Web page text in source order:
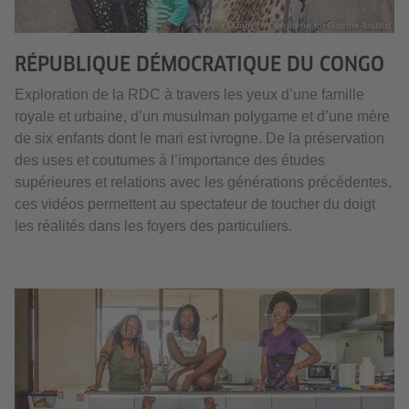
© Myra Dunoyer Vahighene for Goethe-Institut
RÉPUBLIQUE DÉMOCRATIQUE DU CONGO
Exploration de la RDC à travers les yeux d’une famille
royale et urbaine, d’un musulman polygame et d’une mère
de six enfants dont le mari est ivrogne. De la préservation
des uses et coutumes à l’importance des études
supérieures et relations avec les générations précédentes,
ces vidéos permettent au spectateur de toucher du doigt
les réalités dans les foyers des particuliers.